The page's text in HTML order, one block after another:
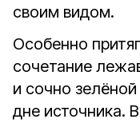
своим видом.
Особенно
сочетание
и сочно
дне источника.